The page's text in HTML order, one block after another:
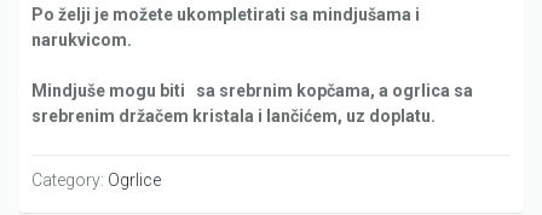
Po želji je možete ukompletirati sa mindjušama i
narukvicom.
Mindjuše mogu biti sa srebrnim kopčama, a ogrlica sa
srebrenim držačem kristala i lančićem, uz doplatu.
Category: Ogrlice